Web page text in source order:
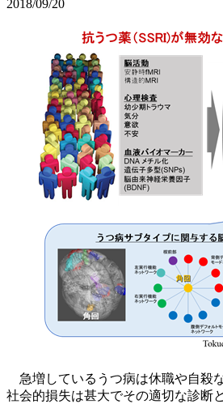
2018/09/20
急増しているうつ病は休職や自殺
社会的損失は甚大でその適切な診断